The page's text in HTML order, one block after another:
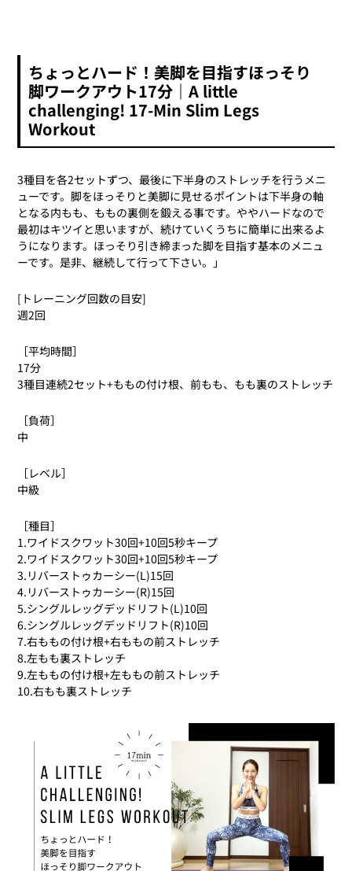
ちょっとハード！美脚を目指すほっそり
脚ワークアウト17分｜A little
challenging! 17-Min Slim Legs
Workout
3種目を各2セットずつ、最後に下半身のストレッチを行うメニ
ューです。脚をほっそりと美脚に見せるポイントは下半身の軸
となる内もも、ももの裏側を鍛える事です。ややハードなので
最初はキツイと思いますが、続けていくうちに簡単に出来るよ
うになります。ほっそり引き締まった脚を目指す基本のメニュ
ーです。是非、継続して行って下さい。」
[トレーニング回数の目安]
週2回
［平均時間］
17分
3種目連続2セット+ももの付け根、前もも、もも裏のストレッチ
［負荷］
中
［レベル］
中級
［種目］
1.ワイドスクワット30回+10回5秒キープ
2.ワイドスクワット30回+10回5秒キープ
3.リバーストゥカーシー(L)15回
4.リバーストゥカーシー(R)15回
5.シングルレッグデッドリフト(L)10回
6.シングルレッグデッドリフト(R)10回
7.右ももの付け根+右ももの前ストレッチ
8.左もも裏ストレッチ
9.左ももの付け根+左ももの前ストレッチ
10.右もも裏ストレッチ